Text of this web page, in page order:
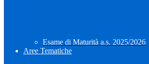
Esame di Maturità a.s. 2025/2026
Aree Tematiche